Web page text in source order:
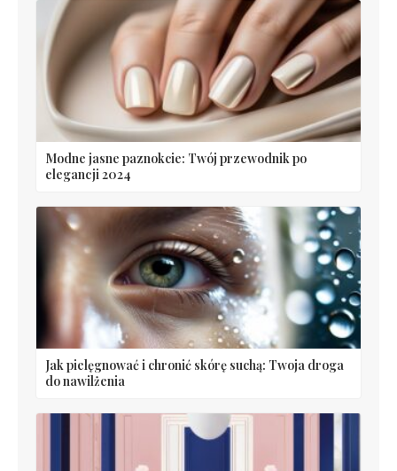
Modne jasne paznokcie: Twój przewodnik po
elegancji 2024
Jak pielęgnować i chronić skórę suchą: Twoja droga
do nawilżenia